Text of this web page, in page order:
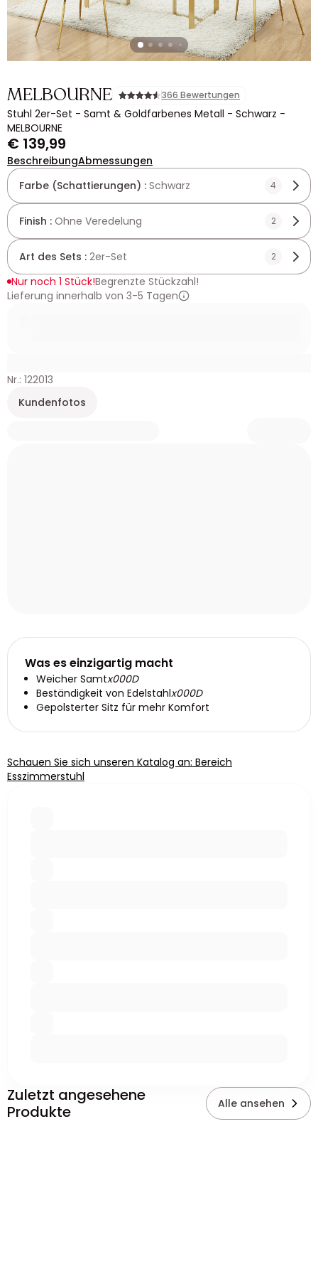
MELBOURNE 366 Bewertungen
Stuhl 2er-Set - Samt & Goldfarbenes Metall - Schwarz -
MELBOURNE
€ 139,99
BeschreibungAbmessungen
Farbe (Schattierungen) : Schwarz 4
Finish : Ohne Veredelung 2
Art des Sets : 2er-Set 2
Nur noch 1 Stück!Begrenzte Stückzahl!
Lieferung innerhalb von 3-5 Tagen
Nr.: 122013
Kundenfotos
Was es einzigartig macht
Weicher Samtx000D
Beständigkeit von Edelstahlx000D
Gepolsterter Sitz für mehr Komfort
Schauen Sie sich unseren Katalog an: Bereich
Esszimmerstuhl
Zuletzt angesehene
Produkte
Alle ansehen